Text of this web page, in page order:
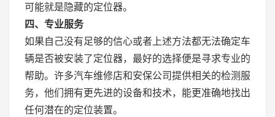
可能就是隐藏的定位器。
四、专业服务
如果自己没有足够的信心或者上述方法都无法确定车
辆是否被安装了定位器，最好的选择便是寻求专业的
帮助。许多汽车维修店和安保公司提供相关的检测服
务，他们拥有更先进的设备和技术，能更准确地找出
任何潜在的定位装置。